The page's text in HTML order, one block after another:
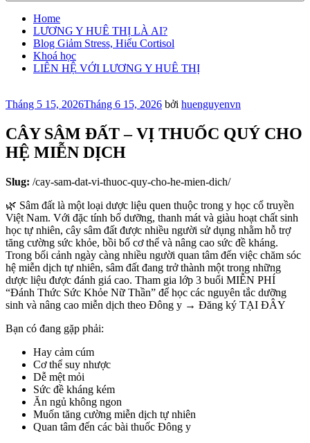
Home
LƯƠNG Y HUÊ THỊ LÀ AI?
Blog Giảm Stress, Hiểu Cortisol
Khoá học
LIÊN HỆ VỚI LƯƠNG Y HUÊ THỊ
Đăng
Tháng 5 15, 2026Tháng 6 15, 2026 bởi huenguyenvn
CÂY SÂM ĐẤT – VỊ THUỐC QUÝ CHO
HỆ MIỄN DỊCH
Slug: /cay-sam-dat-vi-thuoc-quy-cho-he-mien-dich/
🌿 Sâm đất là một loại dược liệu quen thuộc trong y học cổ truyền
Việt Nam. Với đặc tính bổ dưỡng, thanh mát và giàu hoạt chất sinh
học tự nhiên, cây sâm đất được nhiều người sử dụng nhằm hỗ trợ
tăng cường sức khỏe, bồi bổ cơ thể và nâng cao sức đề kháng.
Trong bối cảnh ngày càng nhiều người quan tâm đến việc chăm sóc
hệ miễn dịch tự nhiên, sâm đất đang trở thành một trong những
dược liệu được đánh giá cao. Tham gia lớp 3 buổi MIỄN PHÍ
“Đánh Thức Sức Khỏe Nữ Thần” để học các nguyên tắc dưỡng
sinh và nâng cao miễn dịch theo Đông y → Đăng ký TẠI ĐÂY
Bạn có đang gặp phải:
Hay cảm cúm
Cơ thể suy nhược
Dễ mệt mỏi
Sức đề kháng kém
Ăn ngủ không ngon
Muốn tăng cường miễn dịch tự nhiên
Quan tâm đến các bài thuốc Đông y